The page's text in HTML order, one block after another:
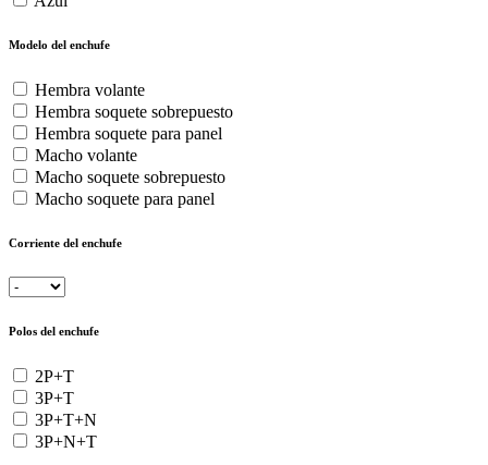
Modelo del enchufe
Hembra volante
Hembra soquete sobrepuesto
Hembra soquete para panel
Macho volante
Macho soquete sobrepuesto
Macho soquete para panel
Corriente del enchufe
Polos del enchufe
2P+T
3P+T
3P+T+N
3P+N+T